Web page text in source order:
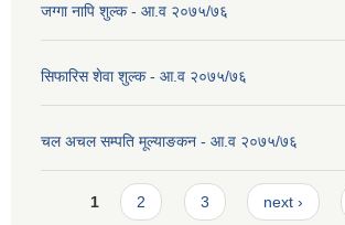
जग्गा नापि शुल्क - आ.व २०७५/७६
सिफारिस शेवा शुल्क - आ.व २०७५/७६
चल अचल सम्पति मूल्याङकन - आ.व २०७५/७६
Pages
1 2 3 next ›